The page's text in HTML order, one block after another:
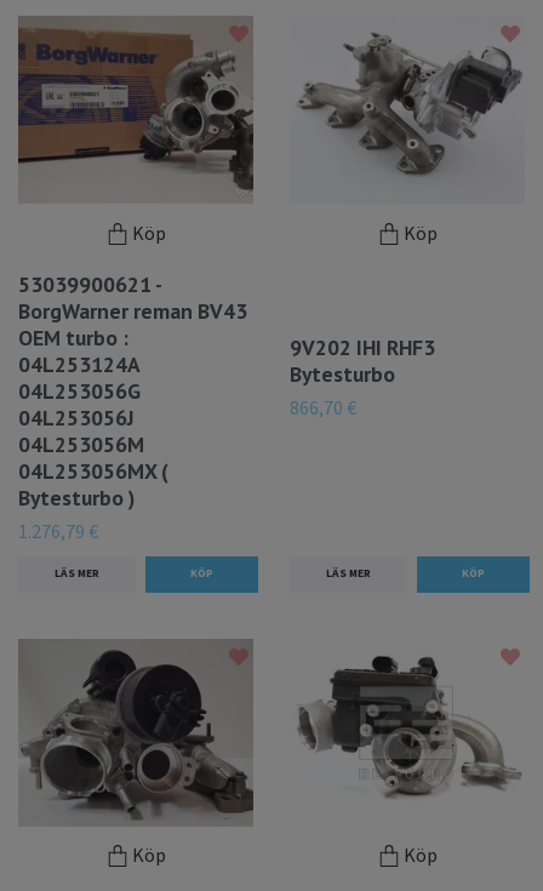
Köp
53039900621 -
BorgWarner reman BV43
OEM turbo :
04L253124A
04L253056G
04L253056J
04L253056M
04L253056MX (
Bytesturbo )
1.276,79 €
LÄS MER
Köp
9V202 IHI RHF3
Bytesturbo
866,70 €
LÄS MER
Köp Köp